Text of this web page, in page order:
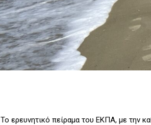
Το ερευνητικό πείραμα του ΕΚΠΑ, με την